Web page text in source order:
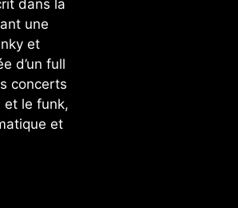
dans la
une
et
d’un full
concerts
et le funk,
et